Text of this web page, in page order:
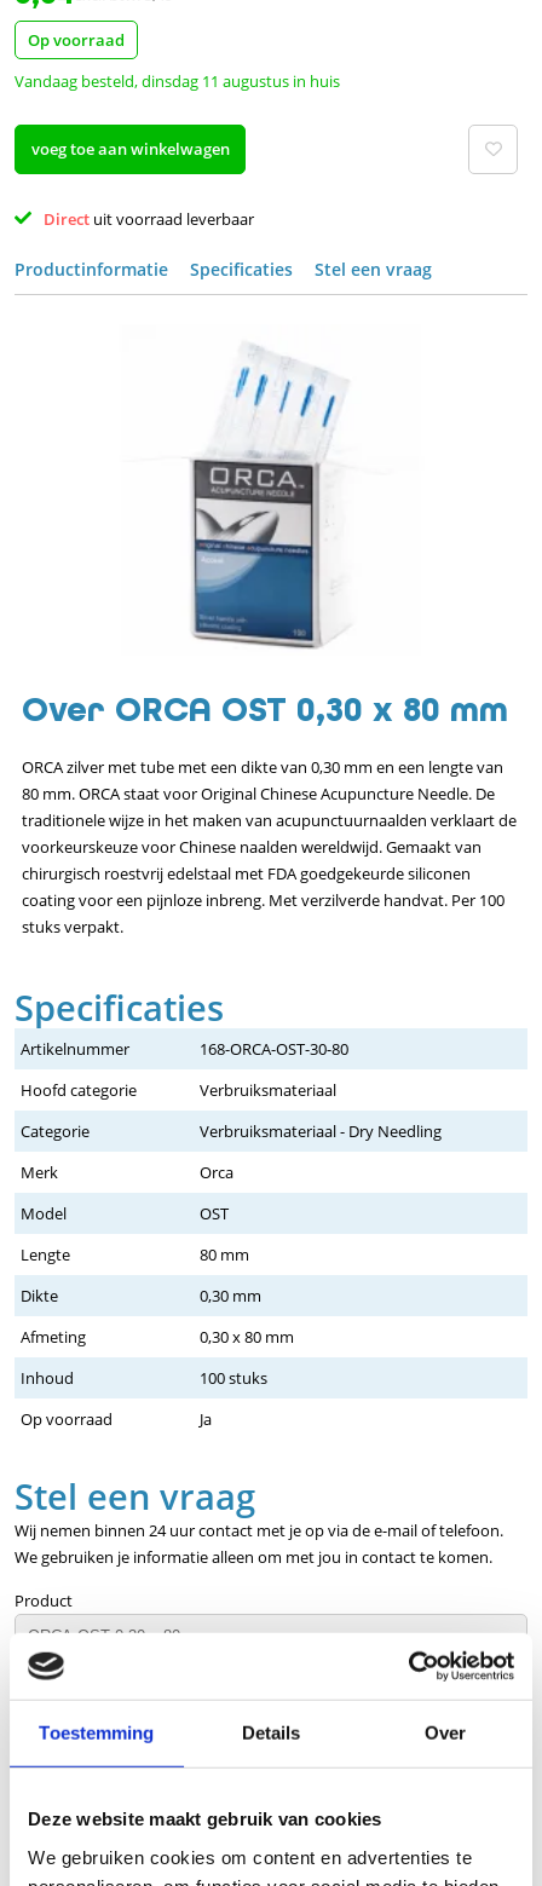
Toestemming Details Over
Deze website maakt gebruik van cookies
We gebruiken cookies om content en advertenties te
Op voorraad
Vandaag besteld, dinsdag 11 augustus in huis
voeg toe aan winkelwagen
Direct uit voorraad leverbaar
Productinformatie Specificaties Stel een vraag
Over ORCA OST 0,30 x 80 mm
ORCA zilver met tube met een dikte van 0,30 mm en een lengte van
80 mm. ORCA staat voor Original Chinese Acupuncture Needle. De
traditionele wijze in het maken van acupunctuurnaalden verklaart de
voorkeurskeuze voor Chinese naalden wereldwijd. Gemaakt van
chirurgisch roestvrij edelstaal met FDA goedgekeurde siliconen
coating voor een pijnloze inbreng. Met verzilverde handvat. Per 100
stuks verpakt.
Specificaties
Artikelnummer
168-ORCA-OST-30-80
Hoofd categorie
Verbruiksmateriaal
Categorie
Verbruiksmateriaal - Dry Needling
Merk
Orca
Model
OST
Lengte
80 mm
Dikte
0,30 mm
Afmeting
0,30 x 80 mm
Inhoud
100 stuks
Op voorraad
Ja
Stel een vraag
Wij nemen binnen 24 uur contact met je op via de e-mail of telefoon.
We gebruiken je informatie alleen om met jou in contact te komen.
Product
Naam
Bedrijfsnaam optioneel
E-mailadres